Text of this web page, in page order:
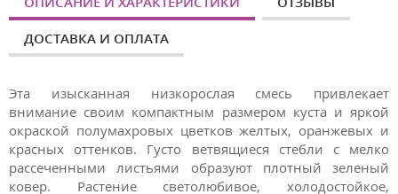
ДОСТАВКА И ОПЛАТА
Эта изысканная низкорослая смесь привлекает
внимание своим компактным размером куста и яркой
окраской полумахровых цветков желтых, оранжевых и
красных оттенков. Густо ветвящиеся стебли с мелко
рассеченными листьями образуют плотный зеленый
ковер. Растение светолюбивое, холодостойкое,